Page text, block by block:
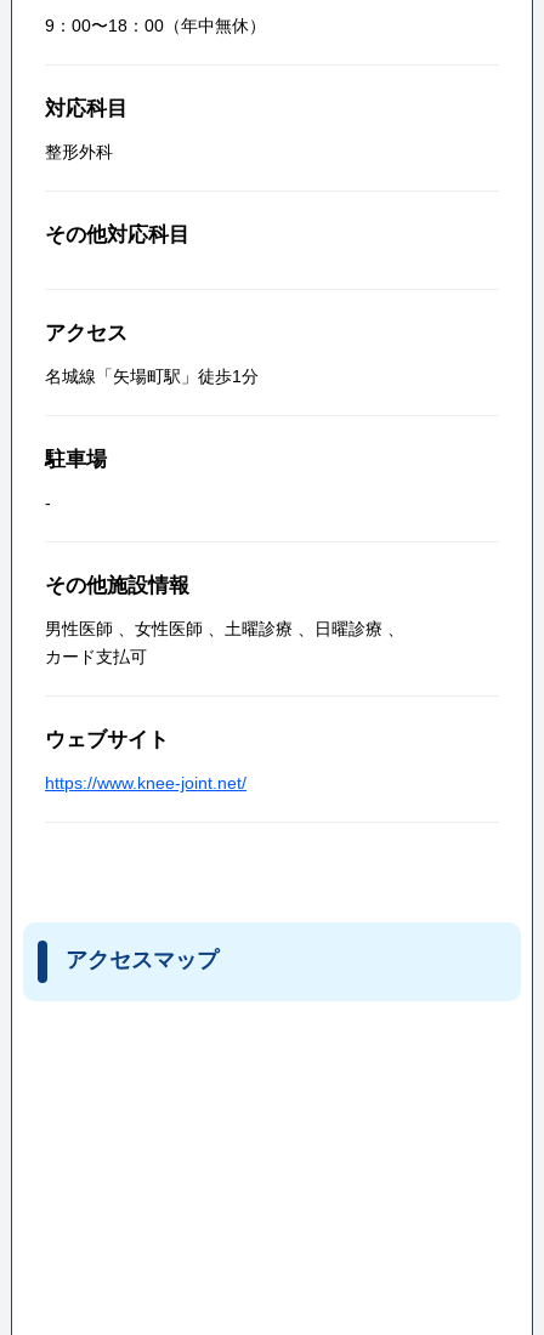
9：00〜18：00（年中無休）
対応科目
整形外科
その他対応科目
アクセス
名城線「矢場町駅」徒歩1分
駐車場
-
その他施設情報
男性医師 女性医師 土曜診療 日曜診療
カード支払可
ウェブサイト
https://www.knee-joint.net/
アクセスマップ